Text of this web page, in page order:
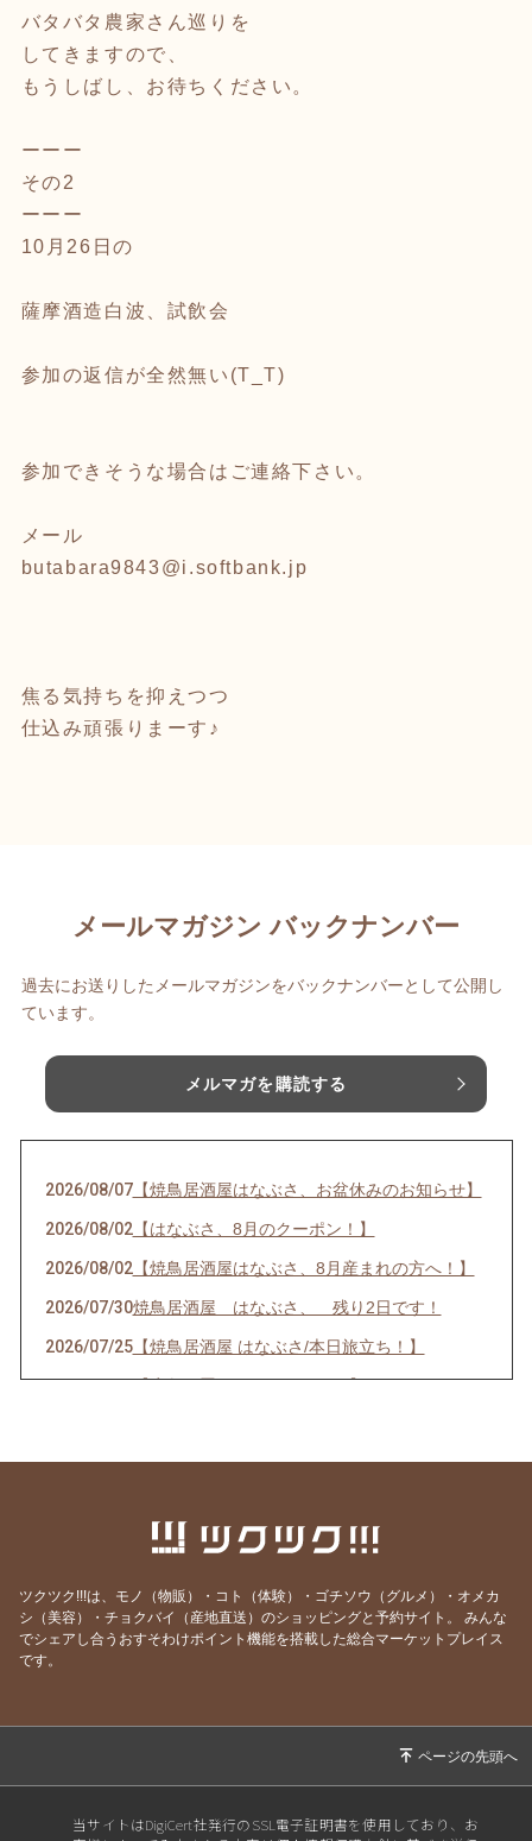
バタバタ農家さん巡りを
してきますので、
もうしばし、お待ちください。
ーーー
その2
ーーー
10月26日の
薩摩酒造白波、試飲会
参加の返信が全然無い(T_T)
参加できそうな場合はご連絡下さい。
メール
butabara9843@i.softbank.jp
焦る気持ちを抑えつつ
仕込み頑張りまーす♪
メールマガジン バックナンバー
過去にお送りしたメールマガジンをバックナンバーとして公開し
ています。
メルマガを購読する
2026/08/07【焼鳥居酒屋はなぶさ、お盆休みのお知らせ】
2026/08/02【はなぶさ、8月のクーポン！】
2026/08/02【焼鳥居酒屋はなぶさ、8月産まれの方へ！】
2026/07/30焼鳥居酒屋 はなぶさ、 残り2日です！
2026/07/25【焼鳥居酒屋 はなぶさ/本日旅立ち！】
2026/07/13【応急処置して頂きました。】
【お誕生日月、おめでとうございます！】
2026/06/09 【焼鳥居酒屋はなぶさ 最終日！】
2026/06/07 【焼鳥居酒屋はなぶさ あと3日‼️】
2026/06/02【焼鳥居酒屋はなぶさ 6月にお誕生日を迎え
2026/05/10【ゲリラ企画！はなぶさ！】
ツクツク!!!は、モノ（物販）・コト（体験）・ゴチソウ（グルメ）・オメカ
シ（美容）・チョクバイ（産地直送）のショッピングと予約サイト。
みんな
でシェアし合うおすそわけポイント機能を搭載した総合マーケットプレイス
です。
当サイトはDigiCert社発行のSSL電子証明書を使用しており、お